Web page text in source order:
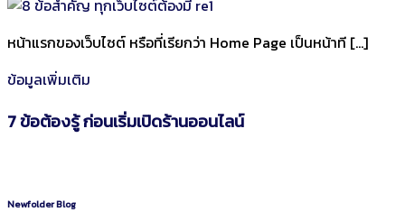
หน้าแรกของเว็บไซต์ หรือที่เรียกว่า Home Page เป็นหน้าที […]
ข้อมูลเพิ่มเติม
7 ข้อต้องรู้ ก่อนเริ่มเปิดร้านออนไลน์
Newfolder Blog